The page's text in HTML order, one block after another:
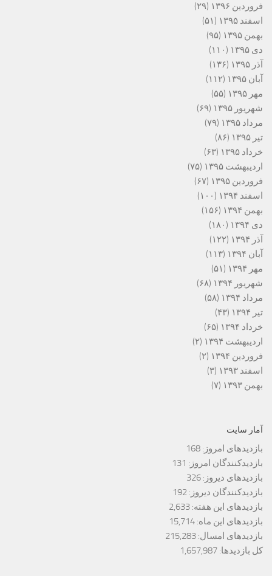
فروردین ۱۳۹۶
(۲۹)
اسفند ۱۳۹۵
(۵۱)
بهمن ۱۳۹۵
(۹۵)
دی ۱۳۹۵
(۱۱۰)
آذر ۱۳۹۵
(۱۳۶)
آبان ۱۳۹۵
(۱۱۲)
مهر ۱۳۹۵
(۵۵)
شهریور ۱۳۹۵
(۶۹)
مرداد ۱۳۹۵
(۷۹)
تیر ۱۳۹۵
(۸۶)
خرداد ۱۳۹۵
(۶۳)
اردیبهشت ۱۳۹۵
(۷۵)
فروردین ۱۳۹۵
(۶۷)
اسفند ۱۳۹۴
(۱۰۰)
بهمن ۱۳۹۴
(۱۵۶)
دی ۱۳۹۴
(۱۸۰)
آذر ۱۳۹۴
(۱۲۲)
آبان ۱۳۹۴
(۱۱۳)
مهر ۱۳۹۴
(۵۱)
شهریور ۱۳۹۴
(۶۸)
مرداد ۱۳۹۴
(۵۸)
تیر ۱۳۹۴
(۴۳)
خرداد ۱۳۹۴
(۶۵)
اردیبهشت ۱۳۹۴
(۲)
فروردین ۱۳۹۴
(۲)
اسفند ۱۳۹۳
(۳)
بهمن ۱۳۹۳
(۷)
آمار سایت
بازدیدهای امروز: 168
بازدیدکنندگان امروز: 131
بازدیدهای دیروز: 326
بازدیدکنندگان دیروز: 192
بازدیدهای این هفته: 2,633
بازدیدهای این ماه: 15,714
بازدیدهای امسال: 215,283
کل بازدیدها: 1,657,987